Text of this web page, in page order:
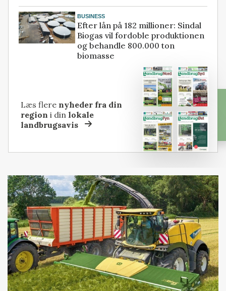
BUSINESS
Efter lån på 182 millioner: Sindal
Biogas vil fordoble produktionen
og behandle 800.000 ton
biomasse
Læs flere nyheder fra din
region i dinlokale
landbrugsavis